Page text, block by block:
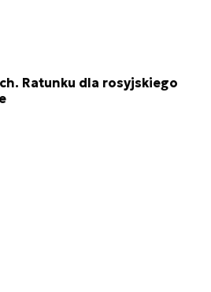
Ratunku dla rosyjskiego